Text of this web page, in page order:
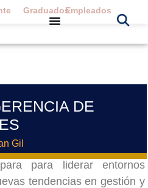
GraduadosEmpleados
DE
Gil
para liderar entornos
tendencias en gestión y